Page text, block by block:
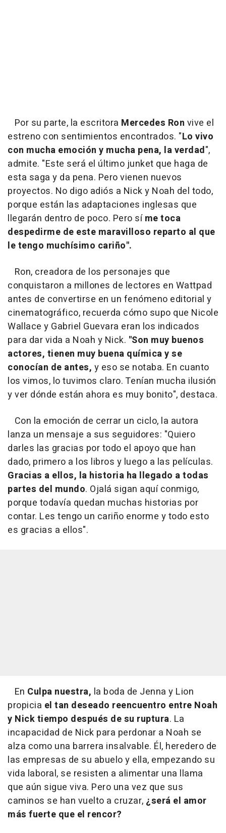
Por su parte, la escritora Mercedes Ron vive el
estreno con sentimientos encontrados. "Lo vivo
con mucha emoción y mucha pena, la verdad",
admite. "Este será el último junket que haga de
esta saga y da pena. Pero vienen nuevos
proyectos. No digo adiós a Nick y Noah del todo,
porque están las adaptaciones inglesas que
llegarán dentro de poco. Pero síme toca
despedirme de este maravilloso reparto al que
le tengo muchísimo cariño".
Ron, creadora de los personajes que
conquistaron a millones de lectores en Wattpad
antes de convertirse en un fenómeno editorial y
cinematográfico, recuerda cómo supo que Nicole
Wallace y Gabriel Guevara eran los indicados
para dar vida a Noah y Nick. "Son muy buenos
actores, tienen muy buena química y se
conocían de antes, y eso se notaba. En cuanto
los vimos, lo tuvimos claro. Tenían mucha ilusión
y ver dónde están ahora es muy bonito", destaca.
Con la emoción de cerrar un ciclo, la autora
lanza un mensaje a sus seguidores: "Quiero
darles las gracias por todo el apoyo que han
dado, primero a los libros y luego a las películas.
Gracias a ellos, la historia ha llegado a todas
partes del mundo. Ojalá sigan aquí conmigo,
porque todavía quedan muchas historias por
contar. Les tengo un cariño enorme y todo esto
es gracias a ellos".
En Culpa nuestra, la boda de Jenna y Lion
propicia el tan deseado reencuentro entre Noah
y Nick tiempo después de su ruptura. La
incapacidad de Nick para perdonar a Noah se
alza como una barrera insalvable. Él, heredero de
las empresas de su abuelo y ella, empezando su
vida laboral, se resisten a alimentar una llama
que aún sigue viva. Pero una vez que sus
caminos se han vuelto a cruzar, ¿será el amor
más fuerte que el rencor?